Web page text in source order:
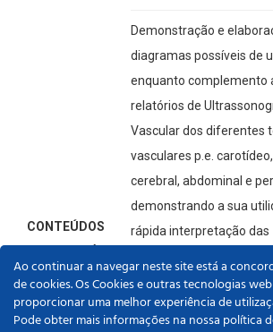
CONTEÚDOS
Demonstração e
diagramas possíveis de
enquanto complemento
relatórios de
Vascular dos diferentes
vasculares p.e. carotídeo,
cerebral, abdominal e
demonstrando a sua
rápida interpretação das
dos exames de Eco-
Componente prática
Ao continuar a navegar neste site está a
de cookies. Os Cookies e outras tecnologias
proporcionar uma melhor experiência de
Pode obter mais informações na nossa política